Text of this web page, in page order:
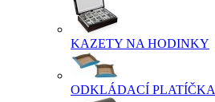
KAZETY NA HODINKY
ODKLÁDACÍ PLATÍČKA